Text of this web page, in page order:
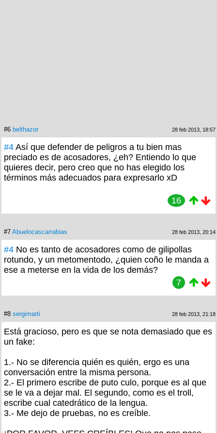
#6 belthazor 28 feb 2013, 18:57
#4 Así que defender de peligros a tu bien mas
preciado es de acosadores, ¿eh? Entiendo lo que
quieres decir, pero creo que no has elegido los
términos más adecuados para expresarlo xD
16
#7 Abuelocascarrabias 28 feb 2013, 20:14
#4 No es tanto de acosadores como de gilipollas
rotundo, y un metomentodo, ¿quien coño le manda a
ese a meterse en la vida de los demás?
7
#8 sergimarti 28 feb 2013, 21:18
Está gracioso, pero es que se nota demasiado que es
un fake:
1.- No se diferencia quién es quién, ergo es una
conversación entre la misma persona.
2.- El primero escribe de puto culo, porque es al que
se le va a dejar mal. El segundo, como es el troll,
escribe cual catedrático de la lengua.
3.- Me dejo de pruebas, no es creíble.